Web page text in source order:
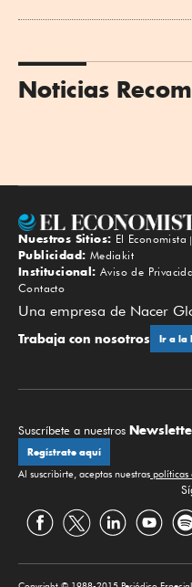
Noticias
Nuestros Sitios: El Economista
Publicidad: Mediakit
Institucional: Aviso de
Contacto
Una empresa de Nacer
Trabaja con nosotros Ir a la
Suscríbete a nuestros
Regístrate aquí
Al suscribirte, aceptas nuestras políticas